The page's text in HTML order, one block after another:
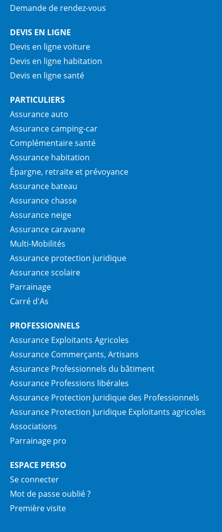
Demande de rendez-vous
DEVIS EN LIGNE
Devis en ligne voiture
Devis en ligne habitation
Devis en ligne santé
PARTICULIERS
Assurance auto
Assurance camping-car
Complémentaire santé
Assurance habitation
Épargne, retraite et prévoyance
Assurance bateau
Assurance chasse
Assurance neige
Assurance caravane
Multi-Mobilités
Assurance protection juridique
Assurance scolaire
Parrainage
Carré d'As
PROFESSIONNELS
Assurance Exploitants Agricoles
Assurance Commerçants, Artisans
Assurance Professionnels du bâtiment
Assurance Professions libérales
Assurance Protection Juridique des Professionnels
Assurance Protection Juridique Exploitants agricoles
Associations
Parrainage pro
ESPACE PERSO
Se connecter
Mot de passe oublié ?
Première visite